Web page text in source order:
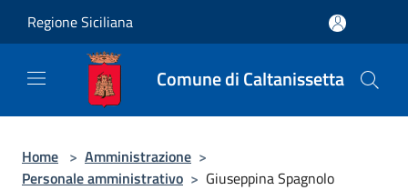
Regione Siciliana
Comune di Caltanissetta
Home > Amministrazione >
Personale amministrativo > Giuseppina Spagnolo